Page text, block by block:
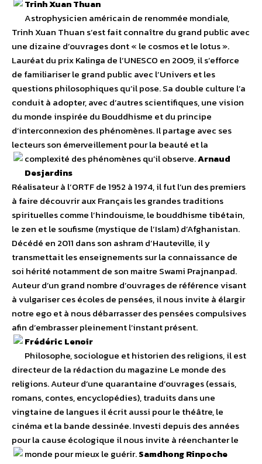
Trinh Xuan Thuan
Astrophysicien américain de renommée mondiale,
Trinh Xuan Thuan s’est fait connaître du grand public avec
une dizaine d’ouvrages dont « le cosmos et le lotus ».
Lauréat du prix Kalinga de l’UNESCO en 2009, il s’efforce
de familiariser le grand public avec l’Univers et les
questions philosophiques qu’il pose. Sa double culture l’a
conduit à adopter, avec d’autres scientifiques, une vision
du monde inspirée du Bouddhisme et du principe
d’interconnexion des phénomènes. Il partage avec ses
lecteurs son émerveillement pour la beauté et la
complexité des phénomènes qu’il observe.Arnaud
Desjardins
Réalisateur à l’ORTF de 1952 à 1974, il fut l’un des premiers
à faire découvrir aux Français les grandes traditions
spirituelles comme l’hindouisme, le bouddhisme tibétain,
le zen et le soufisme (mystique de l’Islam) d’Afghanistan.
Décédé en 2011 dans son ashram d’Hauteville, il y
transmettait les enseignements sur la connaissance de
soi hérité notamment de son maitre Swami Prajnanpad.
Auteur d’un grand nombre d’ouvrages de référence visant
à vulgariser ces écoles de pensées, il nous invite à élargir
notre ego et à nous débarrasser des pensées compulsives
afin d’embrasser pleinement l’instant présent.
Frédéric Lenoir
Philosophe, sociologue et historien des religions, il est
directeur de la rédaction du magazine Le monde des
religions. Auteur d’une quarantaine d’ouvrages (essais,
romans, contes, encyclopédies), traduits dans une
vingtaine de langues il écrit aussi pour le théâtre, le
cinéma et la bande dessinée. Investi depuis des années
pour la cause écologique il nous invite à réenchanter le
monde pour mieux le guérir.Samdhong Rinpoche